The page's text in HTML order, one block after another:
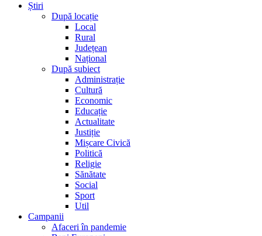
Știri
După locație
Local
Rural
Județean
Național
După subiect
Administrație
Cultură
Economic
Educație
Actualitate
Justiție
Mișcare Civică
Politică
Religie
Sănătate
Social
Sport
Util
Campanii
Afaceri în pandemie